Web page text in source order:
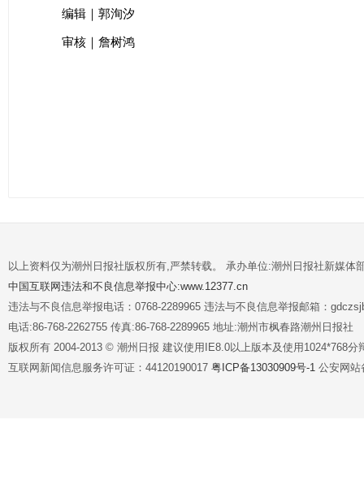
编辑｜郭洵汐
审核｜詹树鸿
以上资料仅为潮州日报社版权所有,严禁转载。 承办单位:潮州日报社新媒体
中国互联网违法和不良信息举报中心:www.12377.cn
违法与不良信息举报电话：0768-2289965 违法与不良信息举报邮箱：
电话:86-768-2262755 传真:86-768-2289965 地址:潮州市枫春路潮州日报社
版权所有 2004-2013 © 潮州日报 建议使用IE8.0以上版本及使用1024*768分
互联网新闻信息服务许可证：44120190017 粤ICP备13030909号-1 公安网站